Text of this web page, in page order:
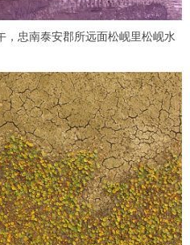
忠南泰安郡所远面松岘里松岘水